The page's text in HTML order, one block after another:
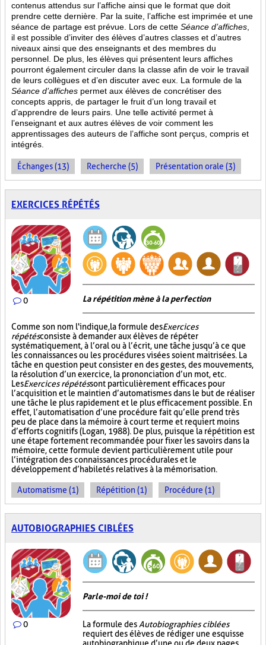
contenus attendus sur l’affiche ainsi que le format que doit
prendre cette dernière. Par la suite, l’affiche est imprimée et une
séance de partage est prévue. Lors de cette Séance d’affiches
il est possible d’inviter des élèves d’autres classes et d’autres
niveaux ainsi que des enseignants et des membres du
personnel. De plus, les élèves qui présentent leurs affiches
pourront également circuler dans la classe afin de voir le travail
de leurs collègues et d’en discuter avec eux. La formule de la
Séance d’affiches permet aux élèves de concrétiser des
concepts appris, de partager le fruit d’un long travail et
d’apprendre de leurs pairs. Une telle activité permet à
l’enseignant et aux autres élèves de voir comment les
apprentissages des auteurs de l’affiche sont perçus, compris et
intégrés.
Échanges (13) Recherche (5) Présentation orale (3)
EXERCICES RÉPÉTÉS
0 La répétition mène à la perfection
Comme son nom l'indique, la formule desExercices
répétésconsiste à demander aux élèves de répéter
systématiquement, à l’oral ou à l’écrit, une tâche jusqu’à ce que
les connaissances ou les procédures visées soient maitrisées. La
tâche en question peut consister en des gestes, des mouvements,
la résolution d’un exercice, la prononciation d’un mot, etc.
LesExercices répétéssont particulièrement efficaces pour
l’acquisition et le maintien d’automatismes dans le but de réaliser
une tâche le plus rapidement et le plus efficacement possible. En
effet, l’automatisation d’une procédure fait qu’elle prend très
peu de place dans la mémoire à court terme et requiert moins
d’efforts cognitifs (Logan, 1988). De plus, puisque la répétition est
une étape fortement recommandée pour fixer les savoirs dans la
mémoire, cette formule devient particulièrement utile pour
l’intégration des connaissances procédurales et le
développement d’habiletés relatives à la mémorisation.
Automatisme (1) Répétition (1) Procédure (1)
AUTOBIOGRAPHIES CIBLÉES
0
Parle-moi de toi !
La formule des Autobiographies ciblées
requiert des élèves de rédiger une esquisse